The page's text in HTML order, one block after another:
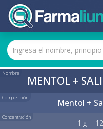
Nombre
MENTOL +
Composición Mentol +
Concentración
1 g +